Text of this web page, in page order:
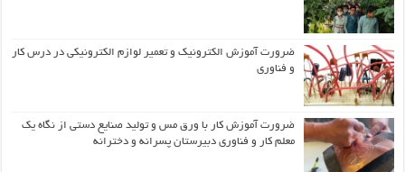
ضرورت آموزش الکترونیک و تعمیر لوازم الکترونیکی در درس کار
و فناوری
ضرورت آموزش کار با ورق مس و تولید صنایع دستی از نگاه یک
معلم کار و فناوری دبیرستان پسرانه و دخترانه